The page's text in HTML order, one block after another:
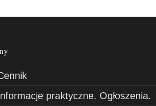
praktyczne. Ogłoszenia.